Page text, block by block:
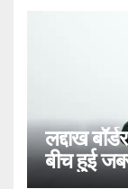
लद्दाख
बीच हुई